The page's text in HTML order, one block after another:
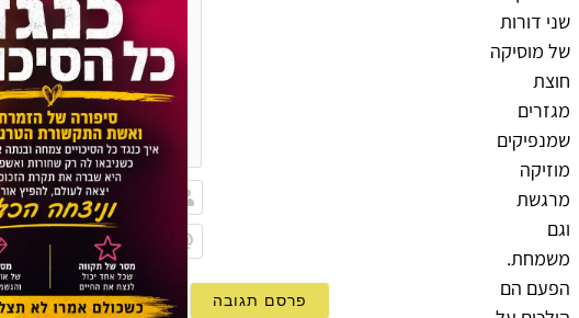
שני דורות
של מוסיקה
חוצת
מגזרים
שמנפיקים
מוזיקה
מרגשת
וגם
משמחת.
הפעם הם
שם